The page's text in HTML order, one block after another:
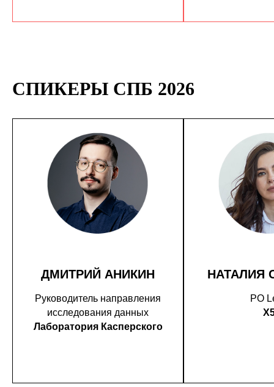
СПИКЕРЫ СПБ 2026
ДМИТРИЙ АНИКИН
Руководитель направления
исследования данных
Лаборатория Касперского
НАТАЛИЯ
PO